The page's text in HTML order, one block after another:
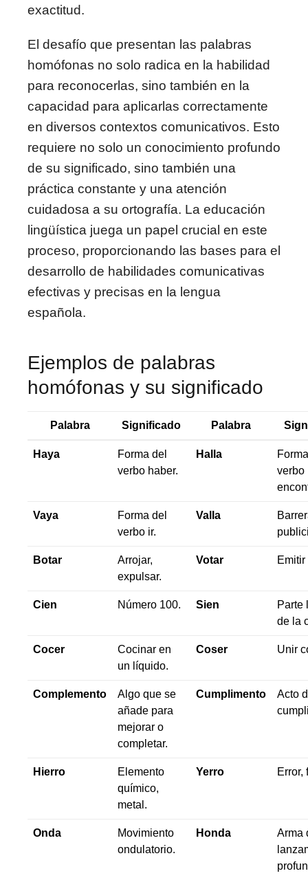
exactitud.
El desafío que presentan las palabras
homófonas no solo radica en la habilidad
para reconocerlas, sino también en la
capacidad para aplicarlas correctamente
en diversos contextos comunicativos. Esto
requiere no solo un conocimiento profundo
de su significado, sino también una
práctica constante y una atención
cuidadosa a su ortografía. La educación
lingüística juega un papel crucial en este
proceso, proporcionando las bases para el
desarrollo de habilidades comunicativas
efectivas y precisas en la lengua
española.
Ejemplos de palabras
homófonas y su significado
Palabra Significado Palabra
Haya
Forma del
verbo haber.
Halla
verbo
Vaya
Forma del
verbo ir.
Valla
Botar
Arrojar,
expulsar.
Votar Emitir
Cien Número 100. Sien
Parte
de la
Cocer
Cocinar en
un líquido.
Coser Unir
Complemento
Algo que se
añade para
mejorar o
completar.
Cumplimento
Acto
Hierro
Elemento
químico,
metal.
Yerro Error,
Onda
Movimiento
ondulatorio.
Honda
Arma